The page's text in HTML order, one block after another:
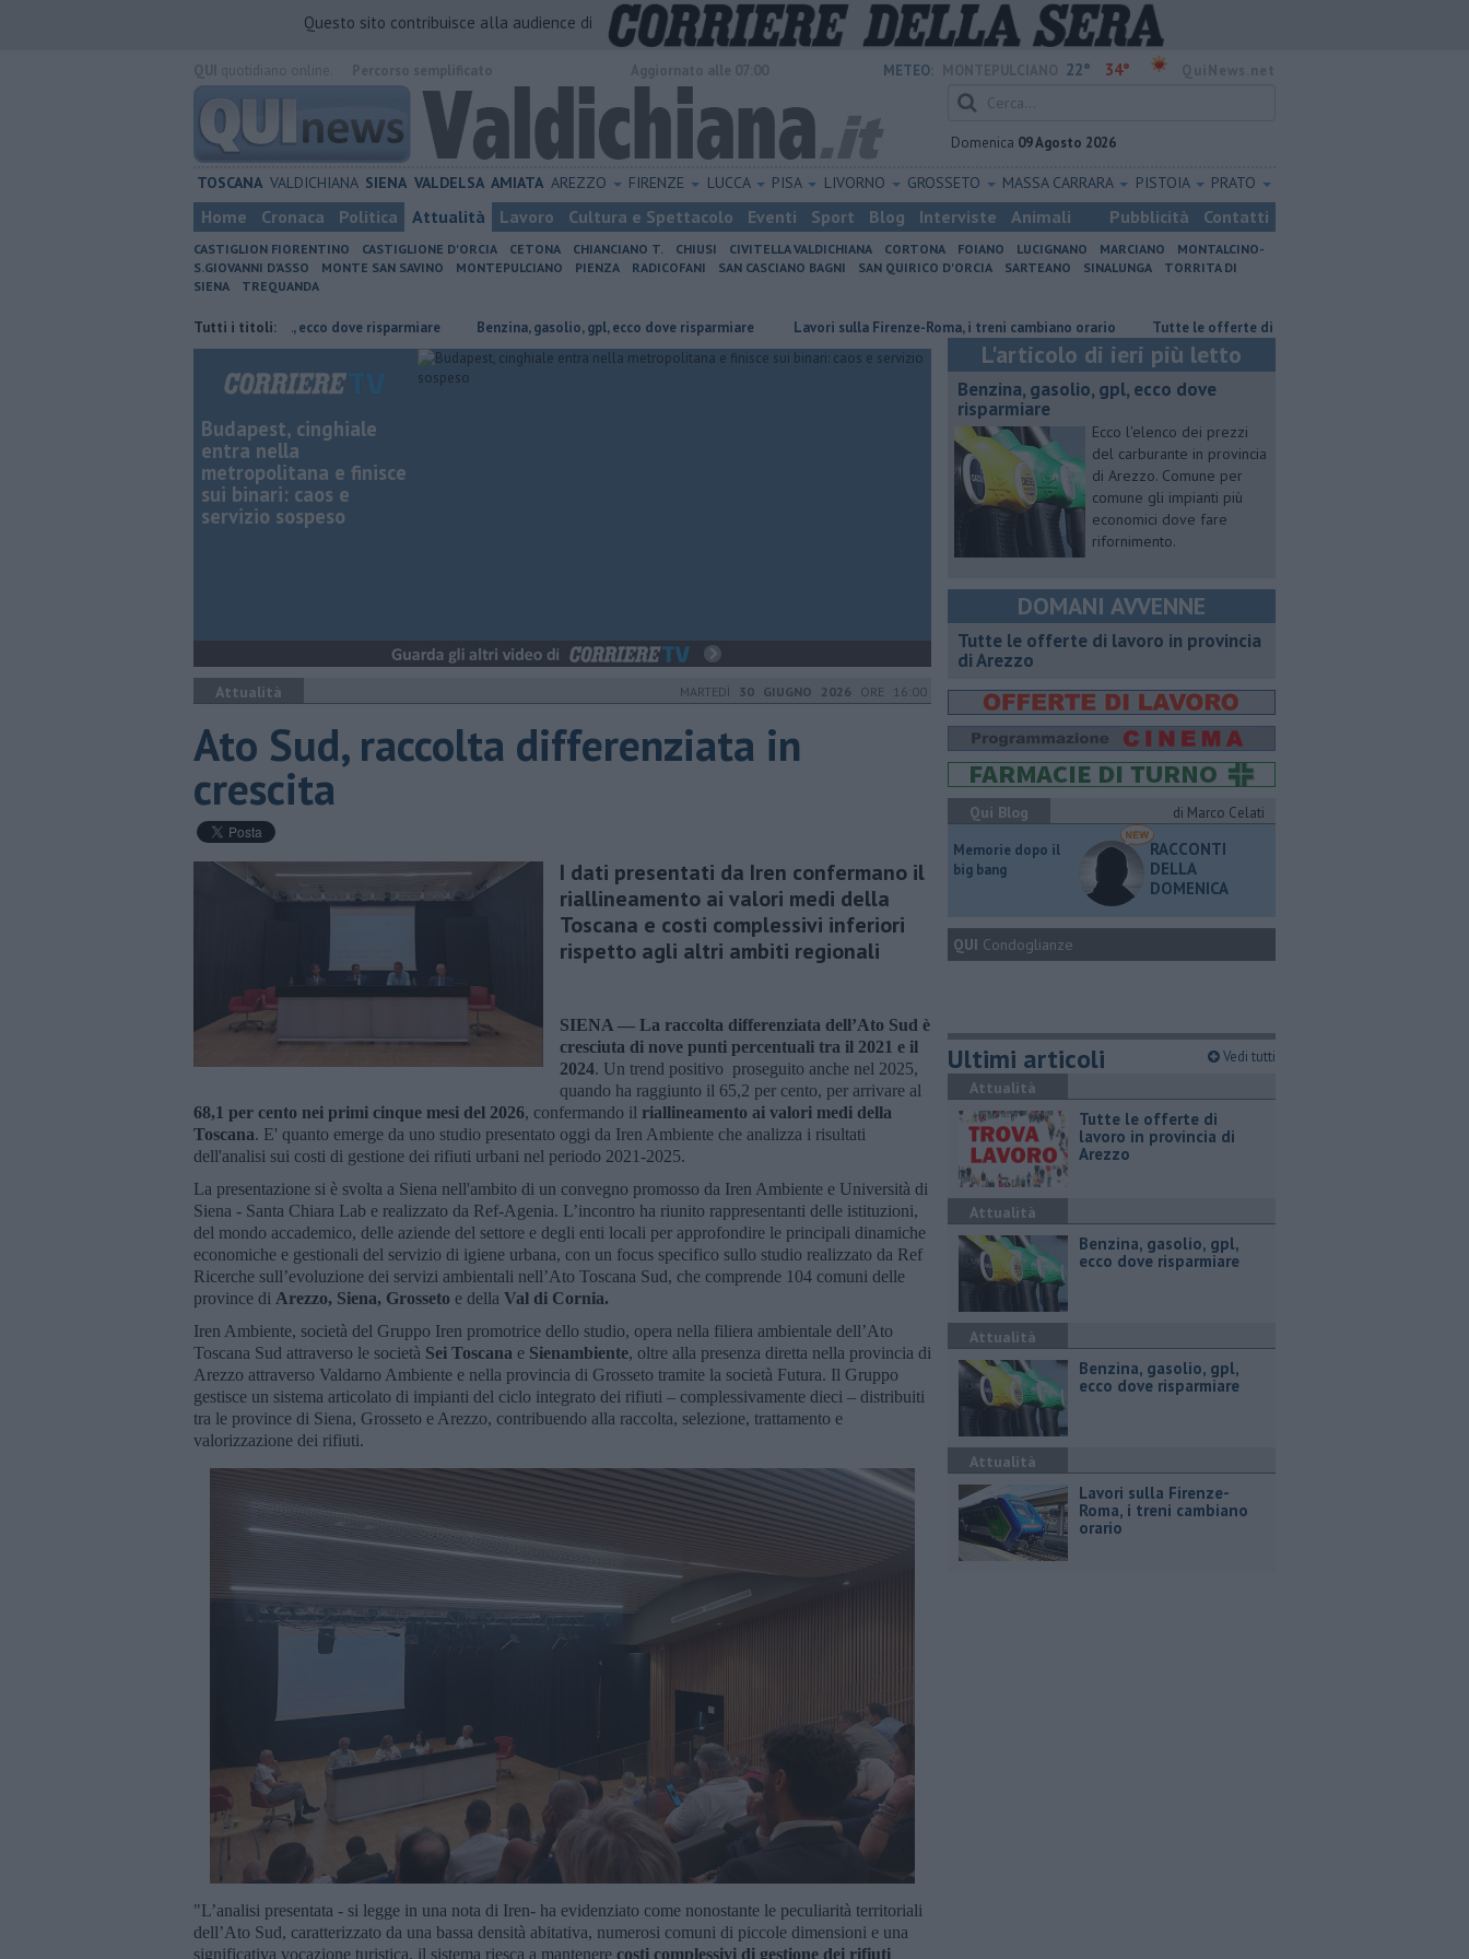
Questo sito contribuisce alla audience di
METEO: 22° 34°
Domenica 09 Agosto 2026
TOSCANA VALDICHIANA SIENA VALDELSA AMIATA AREZZO FIRENZE LUCCA PISA LIVORNO GROSSETO MASSA CARRARA PISTOIA PRATO
Home Cronaca Politica Attualità Lavoro Cultura e Spettacolo Eventi Sport Blog Interviste Animali Pubblicità Contatti
CASTIGLION FIORENTINO CASTIGLIONE D'ORCIA CETONA CHIANCIANO T. CHIUSI CIVITELLA VALDICHIANA CORTONA FOIANO LUCIGNANO MARCIANO
MONTALCINO-
S.GIOVANNI D'ASSO
MONTE SAN SAVINO MONTEPULCIANO PIENZA RADICOFANI SAN CASCIANO BAGNI SAN QUIRICO D'ORCIA SARTEANO SINALUNGA
TORRITA DI
SIENA
TREQUANDA
Tutti i titoli:
​Benzina, gasolio, gpl, ecco dove risparmiare ​Benzina, gasolio, gpl, ecco dove risparmiare Lavori sulla Firenze-Roma, i treni cambiano orario ​Tutte le offerte di lavoro in provincia di Arezzo
Budapest, cinghiale
entra nella
metropolitana e finisce
sui binari: caos e
servizio sospeso
Attualità MARTEDÌ 30 GIUGNO 2026 ORE 16:00
Ato Sud, raccolta differenziata in
crescita
I dati presentati da Iren confermano il
riallineamento ai valori medi della
Toscana e costi complessivi inferiori
rispetto agli altri ambiti regionali
SIENA — La raccolta differenziata dell’Ato Sud è
cresciuta di nove punti percentuali tra il 2021 e il
2024. Un trend positivo proseguito anche nel 2025,
quando ha raggiunto il 65,2 per cento, per arrivare al
68,1 per cento nei primi cinque mesi del 2026, confermando il riallineamento ai valori medi della
Toscana. E' quanto emerge da uno studio presentato oggi da Iren Ambiente che analizza i risultati
dell'analisi sui costi di gestione dei rifiuti urbani nel periodo 2021-2025.
La presentazione si è svolta a Siena nell'ambito di un convegno promosso da Iren Ambiente e Università di
Siena - Santa Chiara Lab e realizzato da Ref-Agenia. L’incontro ha riunito rappresentanti delle istituzioni,
del mondo accademico, delle aziende del settore e degli enti locali per approfondire le principali dinamiche
economiche e gestionali del servizio di igiene urbana, con un focus specifico sullo studio realizzato da Ref
Ricerche sull’evoluzione dei servizi ambientali nell’Ato Toscana Sud, che comprende 104 comuni delle
province di Arezzo, Siena, Grosseto e della Val di Cornia.
Iren Ambiente, società del Gruppo Iren promotrice dello studio, opera nella filiera ambientale dell’Ato
Toscana Sud attraverso le società Sei Toscana e Sienambiente, oltre alla presenza diretta nella provincia di
Arezzo attraverso Valdarno Ambiente e nella provincia di Grosseto tramite la società Futura. Il Gruppo
gestisce un sistema articolato di impianti del ciclo integrato dei rifiuti – complessivamente dieci – distribuiti
tra le province di Siena, Grosseto e Arezzo, contribuendo alla raccolta, selezione, trattamento e
valorizzazione dei rifiuti.
"L’analisi presentata - si legge in una nota di Iren- ha evidenziato come nonostante le peculiarità territoriali
dell’Ato Sud, caratterizzato da una bassa densità abitativa, numerosi comuni di piccole dimensioni e una
significativa vocazione turistica, il sistema riesca a mantenere costi complessivi di gestione dei rifiuti
L'articolo di ieri più letto
​Benzina, gasolio, gpl, ecco dove
risparmiare
Ecco l'elenco dei prezzi
del carburante in provincia
di Arezzo. Comune per
comune gli impianti più
economici dove fare
rifornimento.
DOMANI AVVENNE
​Tutte le offerte di lavoro in provincia
di Arezzo
Qui Blog
di Marco Celati
Memorie dopo il
big bang
RACCONTI
DELLA
DOMENICA
QUI Condoglianze
Ultimi articoli Vedi tutti
Attualità
​Tutte le offerte di
lavoro in provincia di
Arezzo
Attualità
​Benzina, gasolio, gpl,
ecco dove risparmiare
Attualità
​Benzina, gasolio, gpl,
ecco dove risparmiare
Attualità
Lavori sulla Firenze-
Roma, i treni cambiano
orario